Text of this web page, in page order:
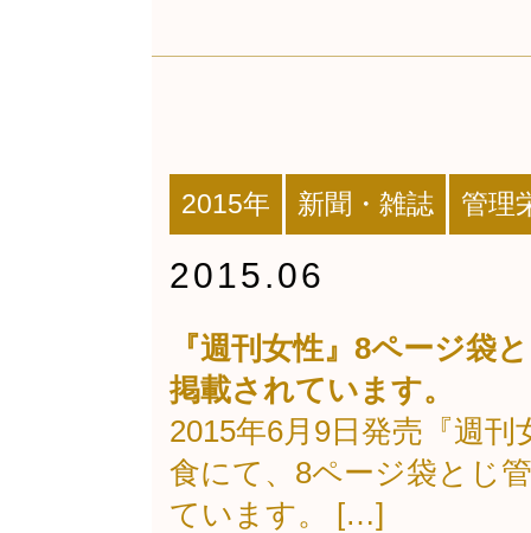
2015年 新聞・雑誌 管理
2015.06
『週刊女性』8ページ袋
掲載されています。
2015年6月9日発売『週
食にて、8ページ袋とじ
ています。 […]